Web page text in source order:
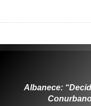
¿QUIÉNES SOMOS?
Albanece: